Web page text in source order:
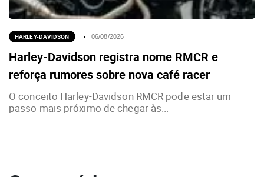
HARLEY-DAVIDSON 06/08/2026
Harley-Davidson registra nome RMCR e
reforça rumores sobre nova café racer
O conceito Harley-Davidson RMCR pode estar um
passo mais próximo de chegar às...